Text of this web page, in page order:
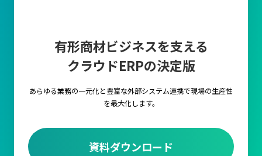
有形商材ビジネスを支える
クラウドERPの決定版
あらゆる業務の一元化と豊富な外部システム連携で現場の生産性
を最大化します。
資料ダウンロード